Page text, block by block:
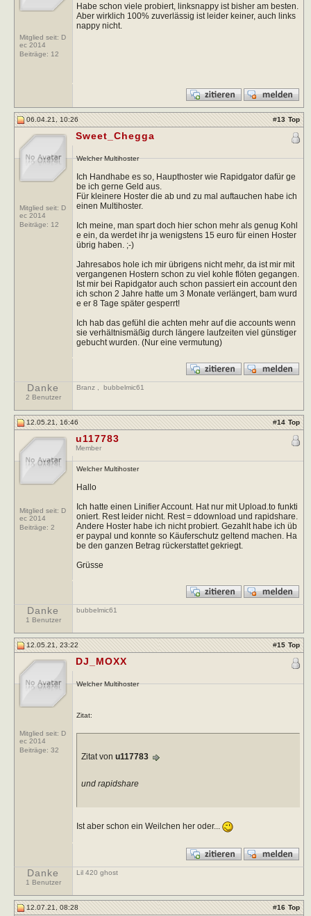
Mitglied seit: D
ec 2014
Beiträge: 12
Habe schon viele probiert, linksnappy ist bisher am besten.
Aber wirklich 100% zuverlässig ist leider keiner, auch links
nappy nicht.
06.04.21, 10:26 #13 Top
Mitglied seit: D
ec 2014
Beiträge: 12
Sweet_Chegga
Welcher Multihoster
Ich Handhabe es so, Haupthoster wie Rapidgator dafür ge
be ich gerne Geld aus.
Für kleinere Hoster die ab und zu mal auftauchen habe ich
einen Multihoster.
Ich meine, man spart doch hier schon mehr als genug Kohl
e ein, da werdet ihr ja wenigstens 15 euro für einen Hoster
übrig haben. ;-)
Jahresabos hole ich mir übrigens nicht mehr, da ist mir mit
vergangenen Hostern schon zu viel kohle flöten gegangen.
Ist mir bei Rapidgator auch schon passiert ein account den
ich schon 2 Jahre hatte um 3 Monate verlängert, bam wurd
e er 8 Tage später gesperrt!
Ich hab das gefühl die achten mehr auf die accounts wenn
sie verhältnismäßig durch längere laufzeiten viel günstiger
gebucht wurden. (Nur eine vermutung)
Danke
2 Benutzer
Branz bubbelmic61
12.05.21, 16:46 #14 Top
Mitglied seit: D
ec 2014
Beiträge: 2
u117783
Member
Welcher Multihoster
Hallo
Ich hatte einen Linifier Account. Hat nur mit Upload.to funkti
oniert. Rest leider nicht. Rest = ddownload und rapidshare.
Andere Hoster habe ich nicht probiert. Gezahlt habe ich üb
er paypal und konnte so Käuferschutz geltend machen. Ha
be den ganzen Betrag rückerstattet gekriegt.
Grüsse
Danke
1 Benutzer
bubbelmic61
12.05.21, 23:22 #15 Top
Mitglied seit: D
ec 2014
Beiträge: 32
DJ_MOXX
Welcher Multihoster
Zitat:
Zitat von u117783
und rapidshare
Ist aber schon ein Weilchen her oder...
Danke
1 Benutzer
Lil 420 ghost
12.07.21, 08:28 #16 Top